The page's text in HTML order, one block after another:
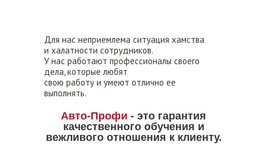
Для нас неприемлема ситуация хамства
и халатности сотрудников.
У нас работают профессионалы своего
дела, которые любят
свою работу и умеют отлично ее
выполнять.
Авто-Профи - это гарантия
качественного обучения и
вежливого отношения к клиенту.